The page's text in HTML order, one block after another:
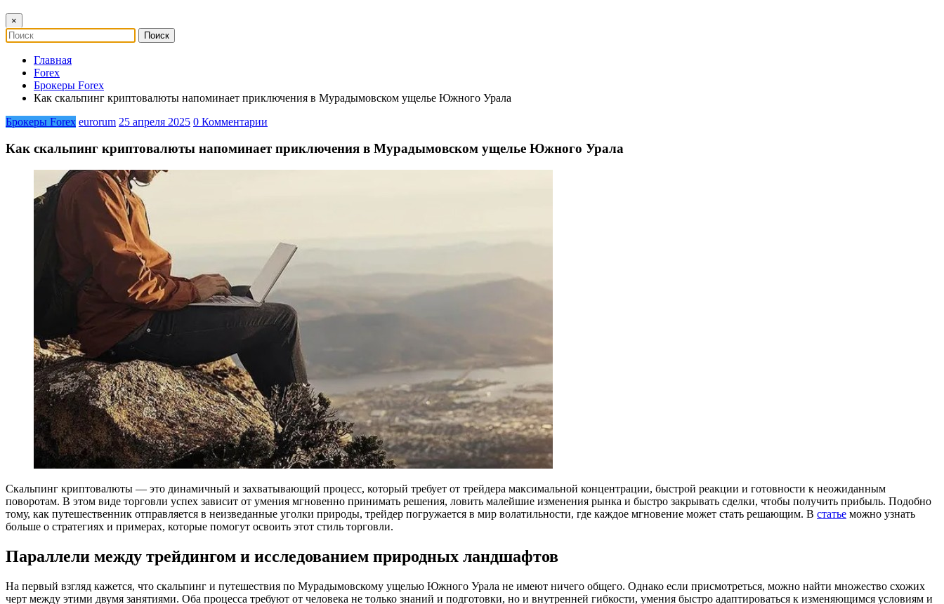
×
Главная
Forex
Брокеры Forex
Как скальпинг криптовалюты напоминает приключения в Мурадымовском ущелье Южного Урала
Брокеры Forex eurorum 25 апреля 2025 0 Комментарии
Как скальпинг криптовалюты напоминает приключения в Мурадымовском ущелье Южного Урала
Скальпинг криптовалюты — это динамичный и захватывающий процесс, который требует от трейдера максимальной концентрации, быстрой реакции и готовности к неожиданным
поворотам. В этом виде торговли успех зависит от умения мгновенно принимать решения, ловить малейшие изменения рынка и быстро закрывать сделки, чтобы получить прибыль. Подобно
тому, как путешественник отправляется в неизведанные уголки природы, трейдер погружается в мир волатильности, где каждое мгновение может стать решающим. В статье можно узнать
больше о стратегиях и примерах, которые помогут освоить этот стиль торговли.
Параллели между трейдингом и исследованием природных ландшафтов
На первый взгляд кажется, что скальпинг и путешествия по Мурадымовскому ущелью Южного Урала не имеют ничего общего. Однако если присмотреться, можно найти множество схожих
черт между этими двумя занятиями. Оба процесса требуют от человека не только знаний и подготовки, но и внутренней гибкости, умения быстро адаптироваться к изменяющимся условиям и